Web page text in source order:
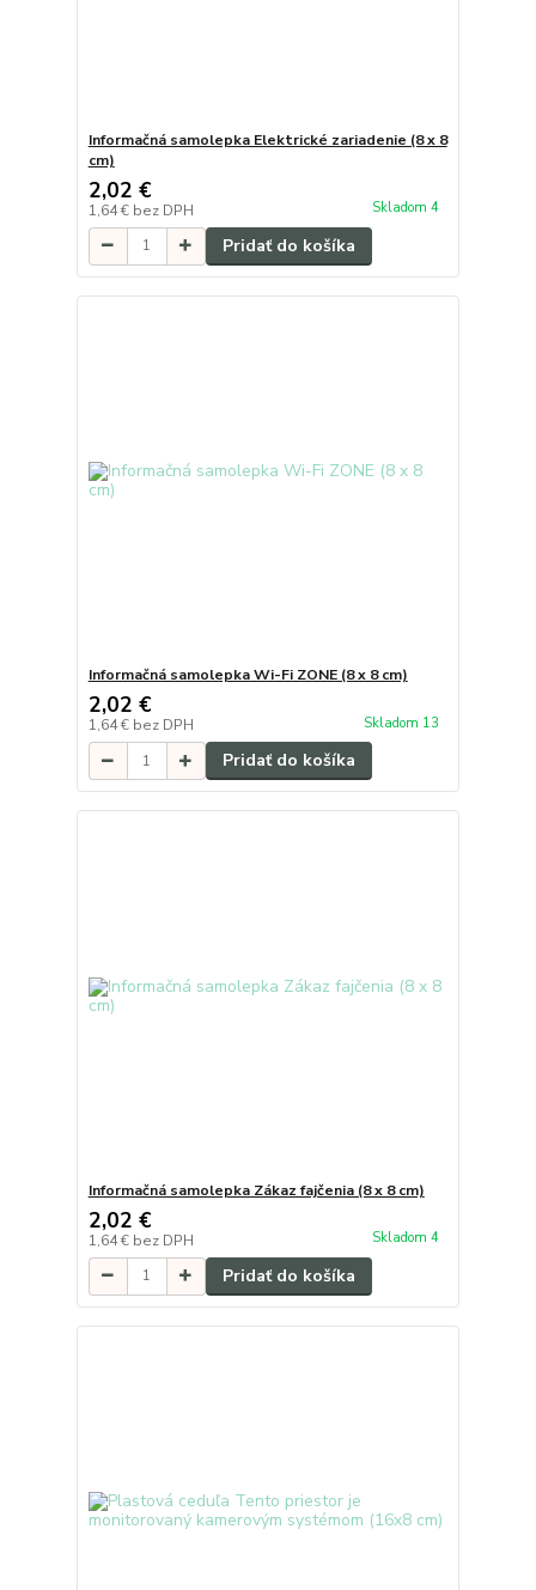
Informačná samolepka Elektrické zariadenie (8 x 8
cm)
2,02 €
1,64 € bez DPH Skladom 4
Pridať do košíka
Informačná samolepka Wi-Fi ZONE (8 x 8 cm)
2,02 €
1,64 € bez DPH Skladom 13
Pridať do košíka
Informačná samolepka Zákaz fajčenia (8 x 8 cm)
2,02 €
1,64 € bez DPH Skladom 4
Pridať do košíka